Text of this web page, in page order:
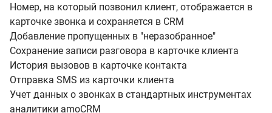
Номер, на который позвонил клиент, отображается в
карточке звонка и сохраняется в CRM
Добавление пропущенных в "неразобранное"
Сохранение записи разговора в карточке клиента
История вызовов в карточке контакта
Отправка SMS из карточки клиента
Учет данных о звонках в стандартных инструментах
аналитики amoCRM